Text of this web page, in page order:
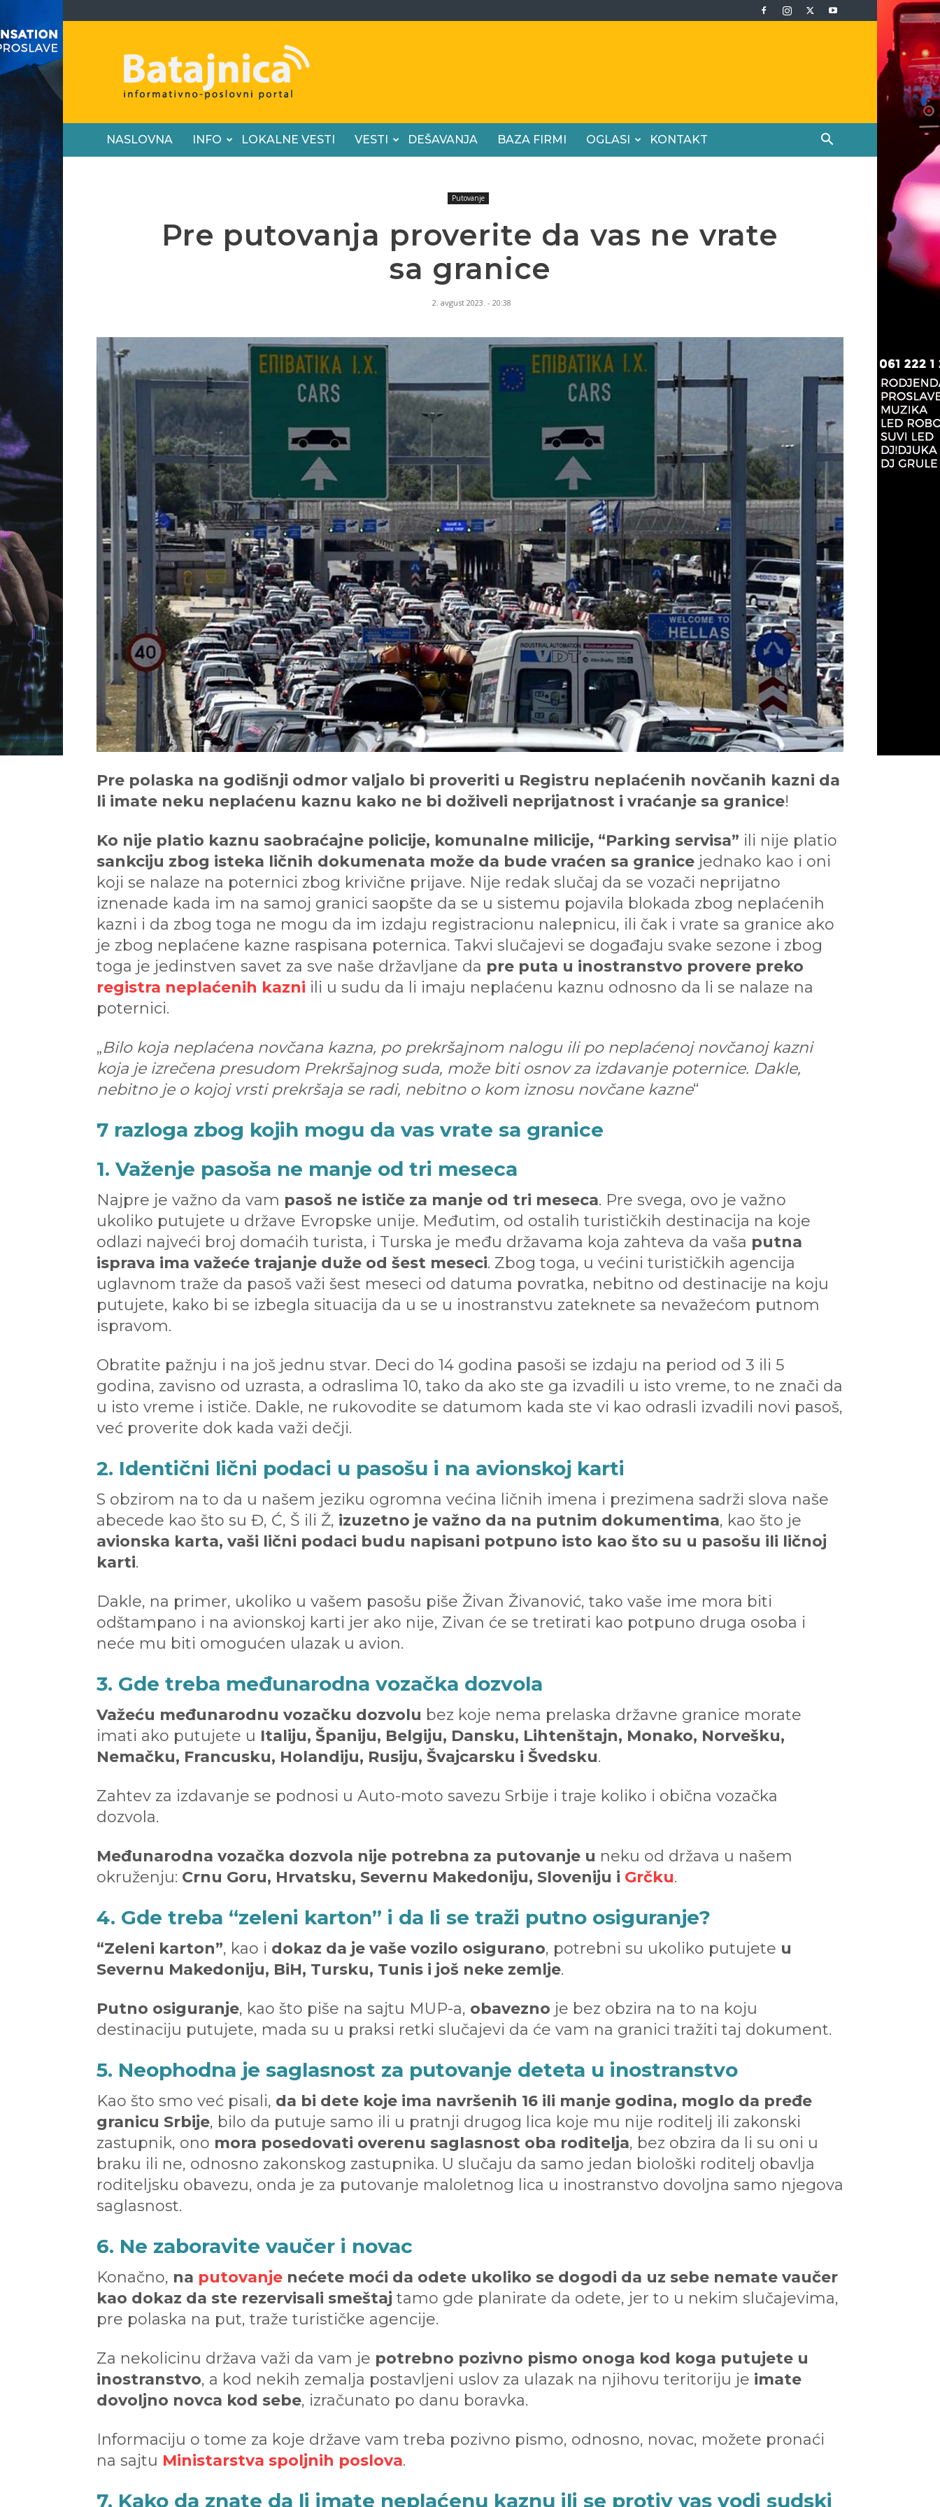
Batajnica
NASLOVNA INFO LOKALNE VESTI VESTI DEŠAVANJA BAZA FIRMI OGLASI KONTAKT
Putovanje
Pre putovanja proverite da vas ne vrate
sa granice
2. avgust 2023. - 20:38
Pre polaska na godišnji odmor valjalo bi proveriti u Registru neplaćenih novčanih kazni da
li imate neku neplaćenu kaznu kako ne bi doživeli neprijatnost i vraćanje sa granice!
Ko nije platio kaznu saobraćajne policije, komunalne milicije, “Parking servisa” ili nije platio
sankciju zbog isteka ličnih dokumenata može da bude vraćen sa granice jednako kao i oni
koji se nalaze na poternici zbog krivične prijave. Nije redak slučaj da se vozači neprijatno
iznenade kada im na samoj granici saopšte da se u sistemu pojavila blokada zbog neplaćenih
kazni i da zbog toga ne mogu da im izdaju registracionu nalepnicu, ili čak i vrate sa granice ako
je zbog neplaćene kazne raspisana poternica. Takvi slučajevi se događaju svake sezone i zbog
toga je jedinstven savet za sve naše državljane da pre puta u inostranstvo provere preko
registra neplaćenih kazni ili u sudu da li imaju neplaćenu kaznu odnosno da li se nalaze na
poternici.
„Bilo koja neplaćena novčana kazna, po prekršajnom nalogu ili po neplaćenoj novčanoj kazni
koja je izrečena presudom Prekršajnog suda, može biti osnov za izdavanje poternice. Dakle,
nebitno je o kojoj vrsti prekršaja se radi, nebitno o kom iznosu novčane kazne“
7 razloga zbog kojih mogu da vas vrate sa granice
1. Važenje pasoša ne manje od tri meseca
Najpre je važno da vam pasoš ne ističe za manje od tri meseca. Pre svega, ovo je važno
ukoliko putujete u države Evropske unije. Međutim, od ostalih turističkih destinacija na koje
odlazi najveći broj domaćih turista, i Turska je među državama koja zahteva da vaša putna
isprava ima važeće trajanje duže od šest meseci. Zbog toga, u većini turističkih agencija
uglavnom traže da pasoš važi šest meseci od datuma povratka, nebitno od destinacije na koju
putujete, kako bi se izbegla situacija da u se u inostranstvu zateknete sa nevažećom putnom
ispravom.
Obratite pažnju i na još jednu stvar. Deci do 14 godina pasoši se izdaju na period od 3 ili 5
godina, zavisno od uzrasta, a odraslima 10, tako da ako ste ga izvadili u isto vreme, to ne znači da
u isto vreme i ističe. Dakle, ne rukovodite se datumom kada ste vi kao odrasli izvadili novi pasoš,
već proverite dok kada važi dečji.
2. Identični lični podaci u pasošu i na avionskoj karti
S obzirom na to da u našem jeziku ogromna većina ličnih imena i prezimena sadrži slova naše
abecede kao što su Đ, Ć, Š ili Ž, izuzetno je važno da na putnim dokumentima, kao što je
avionska karta, vaši lični podaci budu napisani potpuno isto kao što su u pasošu ili ličnoj
karti.
Dakle, na primer, ukoliko u vašem pasošu piše Živan Živanović, tako vaše ime mora biti
odštampano i na avionskoj karti jer ako nije, Zivan će se tretirati kao potpuno druga osoba i
neće mu biti omogućen ulazak u avion.
3. Gde treba međunarodna vozačka dozvola
Važeću međunarodnu vozačku dozvolu bez koje nema prelaska državne granice morate
imati ako putujete u Italiju, Španiju, Belgiju, Dansku, Lihtenštajn, Monako, Norvešku,
Nemačku, Francusku, Holandiju, Rusiju, Švajcarsku i Švedsku.
Zahtev za izdavanje se podnosi u Auto-moto savezu Srbije i traje koliko i obična vozačka
dozvola.
Međunarodna vozačka dozvola nije potrebna za putovanje u neku od država u našem
okruženju: Crnu Goru, Hrvatsku, Severnu Makedoniju, Sloveniju i Grčku.
4. Gde treba “zeleni karton” i da li se traži putno osiguranje?
“Zeleni karton”, kao i dokaz da je vaše vozilo osigurano, potrebni su ukoliko putujete u
Severnu Makedoniju, BiH, Tursku, Tunis i još neke zemlje.
Putno osiguranje, kao što piše na sajtu MUP-a, obavezno je bez obzira na to na koju
destinaciju putujete, mada su u praksi retki slučajevi da će vam na granici tražiti taj dokument.
5. Neophodna je saglasnost za putovanje deteta u inostranstvo
Kao što smo već pisali, da bi dete koje ima navršenih 16 ili manje godina, moglo da pređe
granicu Srbije, bilo da putuje samo ili u pratnji drugog lica koje mu nije roditelj ili zakonski
zastupnik, ono mora posedovati overenu saglasnost oba roditelja, bez obzira da li su oni u
braku ili ne, odnosno zakonskog zastupnika. U slučaju da samo jedan biološki roditelj obavlja
roditeljsku obavezu, onda je za putovanje maloletnog lica u inostranstvo dovoljna samo njegova
saglasnost.
6. Ne zaboravite vaučer i novac
Konačno, na putovanje nećete moći da odete ukoliko se dogodi da uz sebe nemate vaučer
kao dokaz da ste rezervisali smeštaj tamo gde planirate da odete, jer to u nekim slučajevima,
pre polaska na put, traže turističke agencije.
Za nekolicinu država važi da vam je potrebno pozivno pismo onoga kod koga putujete u
inostranstvo, a kod nekih zemalja postavljeni uslov za ulazak na njihovu teritoriju je imate
dovoljno novca kod sebe, izračunato po danu boravka.
Informaciju o tome za koje države vam treba pozivno pismo, odnosno, novac, možete pronaći
na sajtu Ministarstva spoljnih poslova.
7. Kako da znate da li imate neplaćenu kaznu ili se protiv vas vodi sudski